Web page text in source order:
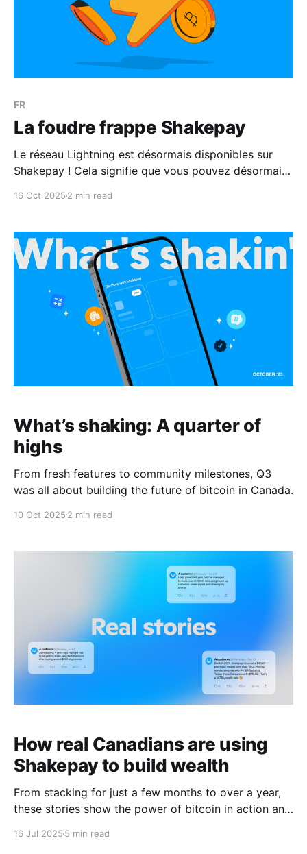
FR
La foudre frappe Shakepay
Le réseau Lightning est désormais disponibles sur
Shakepay ! Cela signifie que vous pouvez désormais
16 Oct 2025 2 min read
What’s shaking: A quarter of
highs
From fresh features to community milestones, Q3
was all about building the future of bitcoin in Canada.
10 Oct 2025 2 min read
How real Canadians are using
Shakepay to build wealth
From stacking for just a few months to over a year,
these stories show the power of bitcoin in action and
16 Jul 2025 5 min read